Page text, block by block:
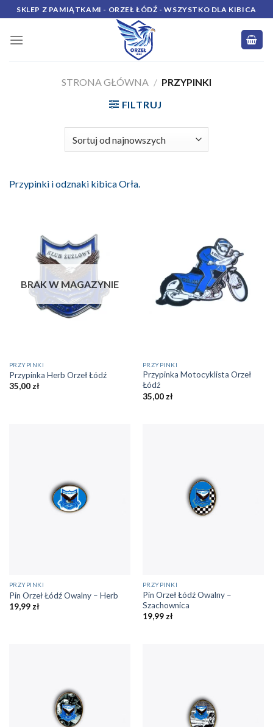
Skip
to
content
SKLEP Z PAMIĄTKAMI - ORZEŁ ŁÓDŹ - WSZYSTKO DLA KIBICA
STRONA GŁÓWNA / PRZYPINKI
FILTRUJ
Przypinki i odznaki kibica Orła.
BRAK W MAGAZYNIE
PRZYPINKI
Przypinka Herb Orzeł Łódź
35,00zł
PRZYPINKI
Przypinka Motocyklista Orzeł
Łódź
35,00 zł
PRZYPINKI
Pin Orzeł Łódź Owalny – Herb
19,99 zł
PRZYPINKI
Pin Orzeł Łódź Owalny –
Szachownica
19,99zł